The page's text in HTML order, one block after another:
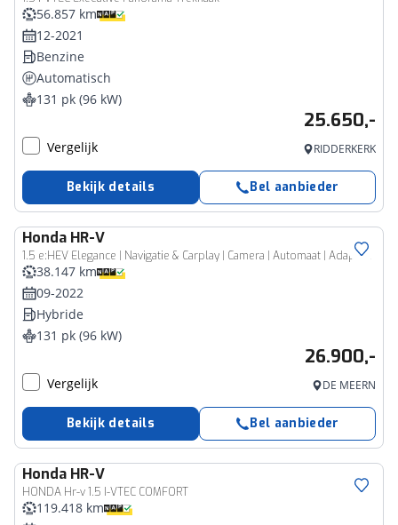
56.857 km
12-2021
Benzine
Automatisch
131 pk (96 kW)
25.650,-
Vergelijk RIDDERKERK
Bekijk details Bel aanbieder
Honda HR-V
1.5 e:HEV Elegance | Navigatie & Carplay | Camera | Automaat | Adap Cruise |
38.147 km
09-2022
Hybride
131 pk (96 kW)
26.900,-
Vergelijk DE MEERN
Bekijk details Bel aanbieder
Honda HR-V
HONDA Hr-v 1.5 I-VTEC COMFORT
119.418 km